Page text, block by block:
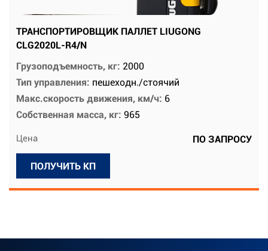
ТРАНСПОРТИРОВЩИК ПАЛЛЕТ LIUGONG
CLG2020L-R4/N
Грузоподъемность, кг: 2000
Тип управления: пешеходн./стоячий
Макс.скорость движения, км/ч: 6
Собственная масса, кг: 965
Цена ПО ЗАПРОСУ
ПОЛУЧИТЬ КП